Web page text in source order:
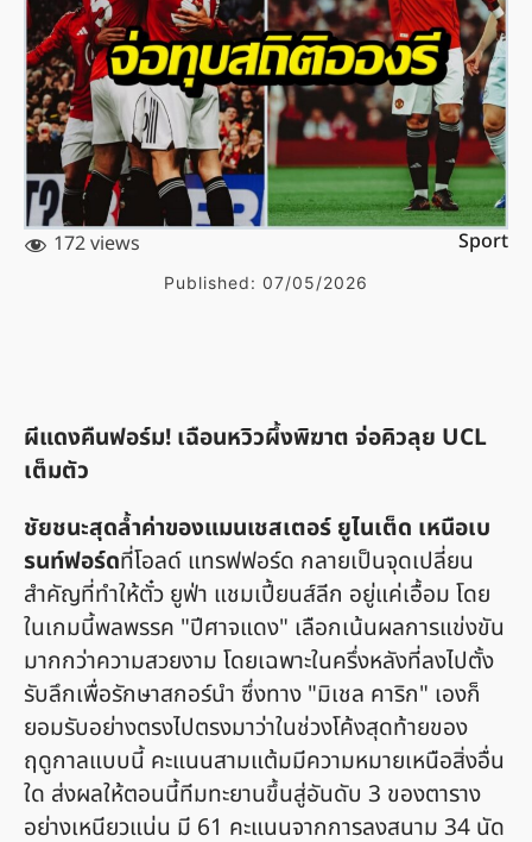
172 views Sport
Published: 07/05/2026
ผีแดงคืนฟอร์ม! เฉือนหวิวผึ้งพิฆาต จ่อคิวลุย UCL
เต็มตัว
ชัยชนะสุดล้ำค่าของแมนเชสเตอร์ ยูไนเต็ด เหนือเบ
รนท์ฟอร์ดที่โอลด์ แทรฟฟอร์ด กลายเป็นจุดเปลี่ยน
สำคัญที่ทำให้ตั๋ว ยูฟ่า แชมเปี้ยนส์ลีก อยู่แค่เอื้อม โดย
ในเกมนี้พลพรรค "ปีศาจแดง" เลือกเน้นผลการแข่งขัน
มากกว่าความสวยงาม โดยเฉพาะในครึ่งหลังที่ลงไปตั้ง
รับลึกเพื่อรักษาสกอร์นำ ซึ่งทาง "มิเชล คาริก" เองก็
ยอมรับอย่างตรงไปตรงมาว่าในช่วงโค้งสุดท้ายของ
ฤดูกาลแบบนี้ คะแนนสามแต้มมีความหมายเหนือสิ่งอื่น
ใด ส่งผลให้ตอนนี้ทีมทะยานขึ้นสู่อันดับ 3 ของตาราง
อย่างเหนียวแน่น มี 61 คะแนนจากการลงสนาม 34 นัด